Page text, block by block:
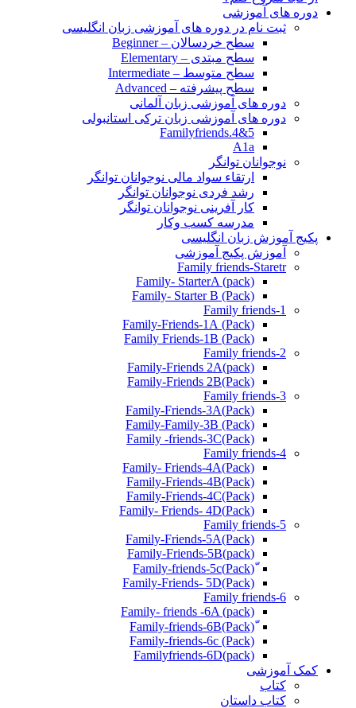
دوره های آموزشی
ثبت نام در دوره های آموزشی زبان انگلیسی
سطح خردسالان – Beginner
سطح مبتدی – Elementary
سطح متوسط – Intermediate
سطح پیشرفته – Advanced
دوره های آموزشی زبان آلمانی
دوره های آموزشی زبان ترکی استانبولی
Familyfriends.4&5
A1a
نوجوانان توانگر
ارتقاء سواد مالی نوجوانان توانگر
رشد فردی نوجوانان توانگر
کار آفرینی نوجوانان توانگر
مدرسه کسب وکار
پکیج آموزش زبان انگلیسی
آموزش پکیج آموزشی
Family friends-Staretr
Family- StarterA (pack)
Family- Starter B (Pack)
Family friends-1
(Pack) Family-Friends-1A
(Pack) Family Friends-1B
Family friends-2
Family-Friends 2A(pack)
Family-Friends 2B(Pack)
Family friends-3
(Pack)Family-Friends-3A
Family-Family-3B (Pack)
Family -friends-3C(Pack)
Family friends-4
Family- Friends-4A(Pack)
Family-Friends-4B(Pack)
Family-Friends-4C(Pack)
(Pack)Family- Friends- 4D
Family friends-5
Family-Friends-5A(Pack)
(pack)Family-Friends-5B
ّ(Pack)Family-friends-5c
Family-Friends- 5D(Pack)
Family friends-6
Family- friends -6A (pack)
Family-friends-6c (Pack)
Familyfriends-6D(pack)
کمک آموزشی
کتاب
کتاب داستان